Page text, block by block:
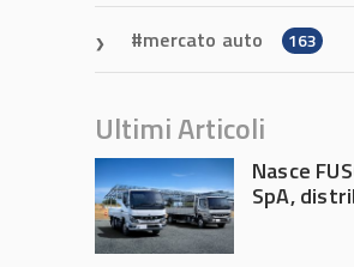
mercato auto 163
Ultimi Articoli
Nasce
SpA,